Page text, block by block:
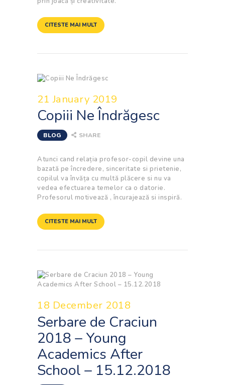
CITESTE MAI MULT
21 January 2019
Copiii Ne Îndrăgesc
BLOG SHARE
Atunci cand relația profesor-copil devine una
bazată pe încredere, sinceritate si prietenie,
copilul va învăța cu multă plăcere si nu va
vedea efectuarea temelor ca o datorie.
Profesorul motivează , încurajează si inspiră.
CITESTE MAI MULT
18 December 2018
Serbare de Craciun
2018 – Young
Academics After
School – 15.12.2018